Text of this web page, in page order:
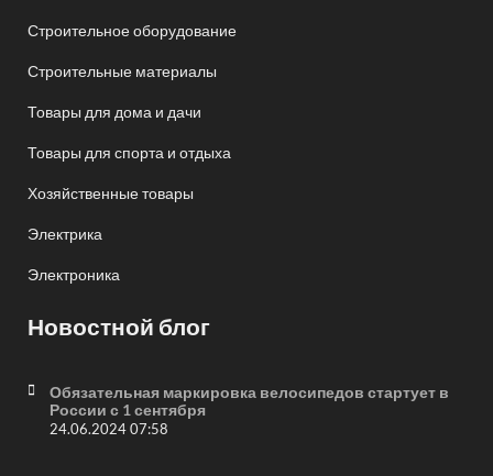
Строительное оборудование
Строительные материалы
Товары для дома и дачи
Товары для спорта и отдыха
Хозяйственные товары
Электрика
Электроника
Новостной блог
Обязательная маркировка велосипедов стартует в
России с 1 сентября
24.06.2024 07:58